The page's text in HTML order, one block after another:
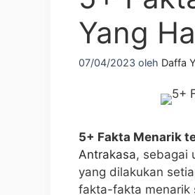
Yang
07/04/2023 oleh Daffa
5+ Fakta Menarik
Antrakasa, sebagai
yang dilakukan
fakta-fakta menarik